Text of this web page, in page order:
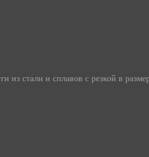
из стали и сплавов с резкой в